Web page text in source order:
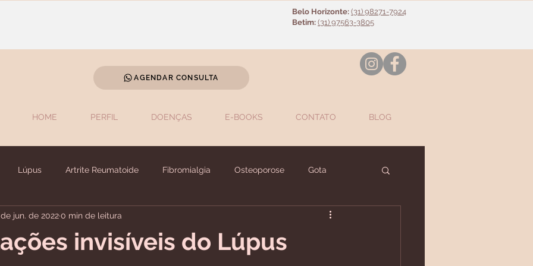
Belo Horizonte: (31) 98271-7924
Betim: (31) 97563-3805
AGENDAR CONSULTA
HOME PERFIL DOENÇAS E-BOOKS CONTATO BLOG
Lúpus Artrite Reumatoide Fibromialgia Osteoporose Gota
Psoriásica Esclerose Sistêmica Diversos
invisíveis do Lúpus
jun. de 20220 min de leitura